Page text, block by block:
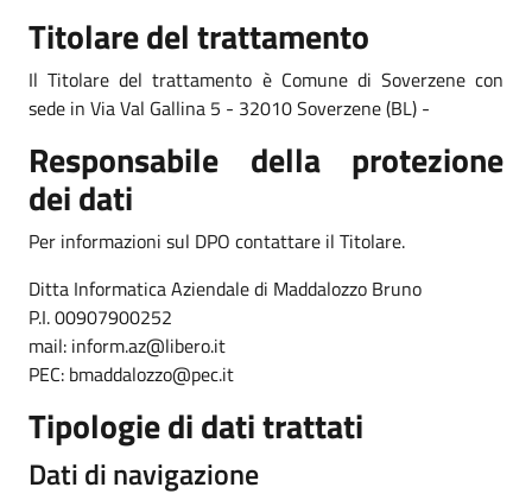
Titolare del trattamento
Il Titolare del trattamento è Comune di Soverzene con
sede in Via Val Gallina 5 - 32010 Soverzene (BL) -
Responsabile della protezione
dei dati
Per informazioni sul DPO contattare il Titolare.
Ditta Informatica Aziendale di Maddalozzo Bruno
P.I. 00907900252
mail: inform.az@libero.it
PEC: bmaddalozzo@pec.it
Tipologie di dati trattati
Dati di navigazione